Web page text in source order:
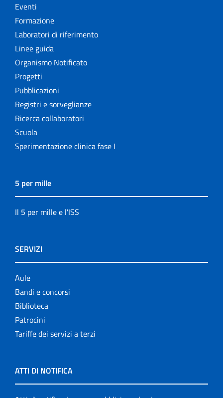
Eventi
Formazione
Laboratori di riferimento
Linee guida
Organismo Notificato
Progetti
Pubblicazioni
Registri e sorveglianze
Ricerca collaboratori
Scuola
Sperimentazione clinica fase I
5 per mille
Il 5 per mille e l'ISS
SERVIZI
Aule
Bandi e concorsi
Biblioteca
Patrocini
Tariffe dei servizi a terzi
ATTI DI NOTIFICA